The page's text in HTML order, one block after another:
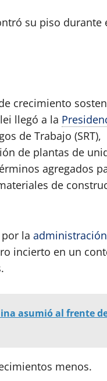
su piso durante
crecimiento
llegó a la
de Trabajo (SRT),
de plantas de
agregados
de
la administración
incierto en un
asumió al frente
menos.